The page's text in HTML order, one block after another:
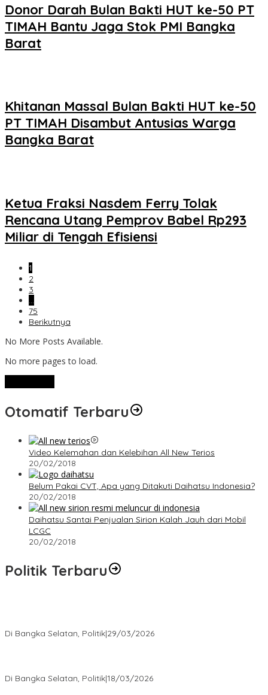
Donor Darah Bulan Bakti HUT ke-50 PT
TIMAH Bantu Jaga Stok PMI Bangka
Barat
Khitanan Massal Bulan Bakti HUT ke-50
PT TIMAH Disambut Antusias Warga
Bangka Barat
Ketua Fraksi Nasdem Ferry Tolak
Rencana Utang Pemprov Babel Rp293
Miliar di Tengah Efisiensi
1
2
3
…
75
Berikutnya
No More Posts Available.
No more pages to load.
Otomatif Terbaru
Video Kelemahan dan Kelebihan All New Terios
20/02/2018
Belum Pakai CVT, Apa yang Ditakuti Daihatsu Indonesia?
20/02/2018
Daihatsu Santai Penjualan Sirion Kalah Jauh dari Mobil
LCGC
20/02/2018
Politik Terbaru
Di Bangka Selatan, Politik|29/03/2026
Di Bangka Selatan, Politik|18/03/2026